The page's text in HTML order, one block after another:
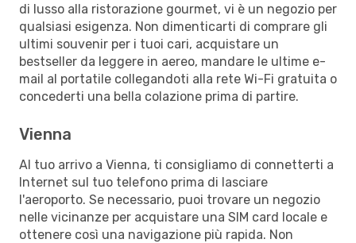
di lusso alla ristorazione gourmet, vi è un negozio per
qualsiasi esigenza. Non dimenticarti di comprare gli
ultimi souvenir per i tuoi cari, acquistare un
bestseller da leggere in aereo, mandare le ultime e-
mail al portatile collegandoti alla rete Wi-Fi gratuita o
concederti una bella colazione prima di partire.
Vienna
Al tuo arrivo a Vienna, ti consigliamo di connetterti a
Internet sul tuo telefono prima di lasciare
l'aeroporto. Se necessario, puoi trovare un negozio
nelle vicinanze per acquistare una SIM card locale e
ottenere così una navigazione più rapida. Non